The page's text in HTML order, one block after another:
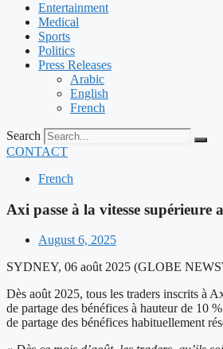
Entertainment
Medical
Sports
Politics
Press Releases
Arabic
English
French
Search
CONTACT
French
Axi passe à la vitesse supérieure
August 6, 2025
SYDNEY, 06 août 2025 (GLOBE
Dès août 2025, tous les traders inscrits à
de partage des bénéfices à hauteur de 10
de partage des bénéfices habituellement